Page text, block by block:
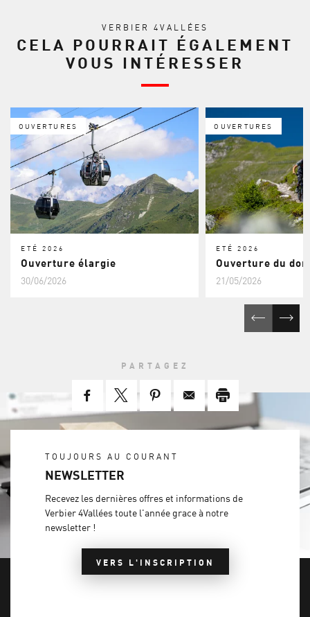
VERBIER 4VALLÉES
CELA POURRAIT ÉGALEMENT
VOUS INTÉRESSER
OUVERTURES
ETÉ 2026
Ouverture élargie
30/06/2026
OUVERTURES
ETÉ 2026
Ouverture du
21/05/2026
PARTAGEZ
TOUJOURS AU COURANT
NEWSLETTER
Recevez les dernières offres et informations de
Verbier 4Vallées toute l'année grace à notre
newsletter !
VERS L'INSCRIPTION